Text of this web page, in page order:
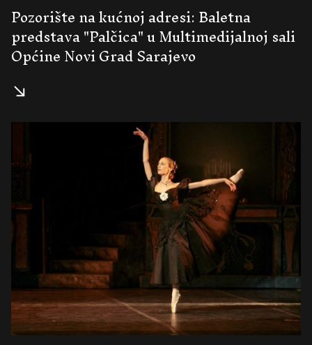
Pozorište na kućnoj adresi: Baletna
predstava "Palčica" u Multimedijalnoj sali
Općine Novi Grad Sarajevo